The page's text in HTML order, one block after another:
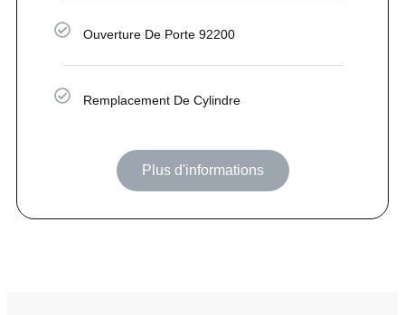
Ouverture De Porte 92200
Remplacement De Cylindre
Plus d'informations